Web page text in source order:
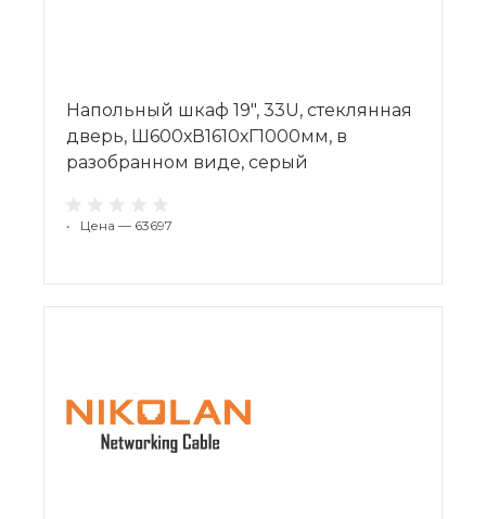
Напольный шкаф 19", 33U, стеклянная
дверь, Ш600хВ1610хГ1000мм, в
разобранном виде, серый
• Цена — 63697